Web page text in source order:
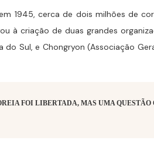
1945, cerca de dois milhões de
à criação de duas grandes
Sul, e Chongryon (Associação
FOI LIBERTADA, MAS UMA